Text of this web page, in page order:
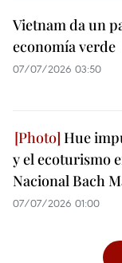
Vietnam da un
economía verde
07/07/2026 03:50
Hue
y el ecoturismo
Nacional Bach
07/07/2026 01:00